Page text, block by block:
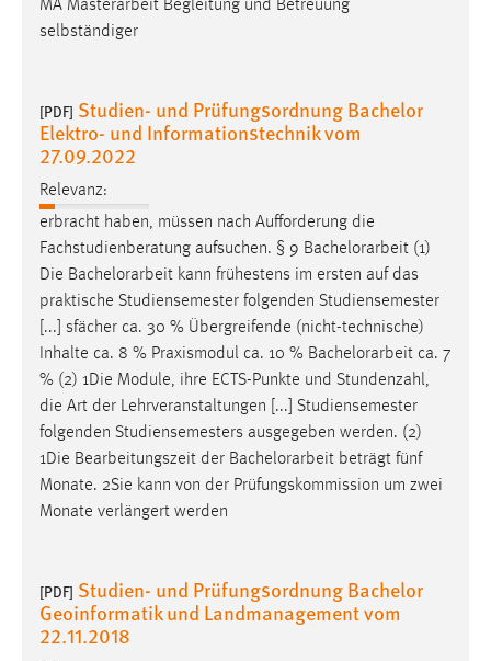
MA Masterarbeit Begleitung und Betreuung
selbständiger
[PDF] Studien- und Prüfungsordnung Bachelor
Elektro- und Informationstechnik vom
27.09.2022
Relevanz:
erbracht haben, müssen nach Aufforderung die
Fachstudienberatung aufsuchen. § 9 Bachelorarbeit (1)
Die Bachelorarbeit kann frühestens im ersten auf das
praktische Studiensemester folgenden Studiensemester
[...] sfächer ca. 30 % Übergreifende (nicht-technische)
Inhalte ca. 8 % Praxismodul ca. 10 % Bachelorarbeit ca. 7
% (2) 1Die Module, ihre ECTS-Punkte und Stundenzahl,
die Art der Lehrveranstaltungen [...] Studiensemester
folgenden Studiensemesters ausgegeben werden. (2)
1Die Bearbeitungszeit der Bachelorarbeit beträgt fünf
Monate. 2Sie kann von der Prüfungskommission um zwei
Monate verlängert werden
[PDF] Studien- und Prüfungsordnung Bachelor
Geoinformatik und Landmanagement vom
22.11.2018